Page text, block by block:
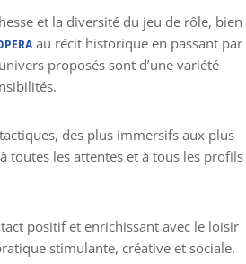
et la diversité du jeu de rôle, bien
au récit historique en passant par
proposés sont d’une variété
des plus immersifs aux plus
toutes les attentes et à tous les profils
positif et enrichissant avec le loisir
stimulante, créative et sociale,